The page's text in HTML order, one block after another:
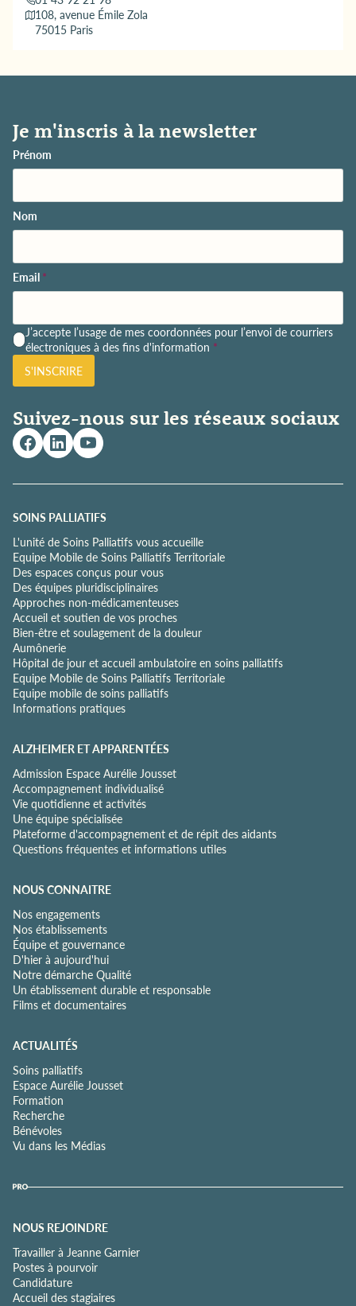
108, avenue Émile Zola
75015 Paris
Je m'inscris à la newsletter
Prénom
Nom
Email *
P
o
l
t
q
u
e
e
o
f
i
d
e
n
t
i
a
l
i
t
é
J’accepte l’usage de mes coordonnées pour l’envoi de courriers
électroniques à des fins d'information *
S'INSCRIRE
Suivez-nous sur les réseaux sociaux
SOINS PALLIATIFS
L'unité de Soins Palliatifs vous accueille
Equipe Mobile de Soins Palliatifs Territoriale
Des espaces conçus pour vous
Des équipes pluridisciplinaires
Approches non-médicamenteuses
Accueil et soutien de vos proches
Bien-être et soulagement de la douleur
Aumônerie
Hôpital de jour et accueil ambulatoire en soins palliatifs
Equipe Mobile de Soins Palliatifs Territoriale
Equipe mobile de soins palliatifs
Informations pratiques
ALZHEIMER ET APPARENTÉES
Admission Espace Aurélie Jousset
Accompagnement individualisé
Vie quotidienne et activités
Une équipe spécialisée
Plateforme d'accompagnement et de répit des aidants
Questions fréquentes et informations utiles
NOUS CONNAITRE
Nos engagements
Nos établissements
Équipe et gouvernance
D'hier à aujourd'hui
Notre démarche Qualité
Un établissement durable et responsable
Films et documentaires
ACTUALITÉS
Soins palliatifs
Espace Aurélie Jousset
Formation
Recherche
Bénévoles
Vu dans les Médias
NOUS REJOINDRE
Travailler à Jeanne Garnier
Postes à pourvoir
Candidature
Accueil des stagiaires